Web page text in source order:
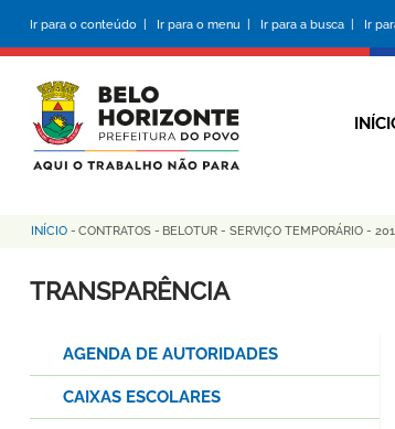
conteúdo
principal
Ir para o conteúdo | Ir para o menu | Ir para a busca | Ir
Trilha
de
INÍCIO - CONTRATOS - BELOTUR - SERVIÇO TEMPORÁRIO -
TRANSPARÊNCIA
AGENDA DE AUTORIDADES
CAIXAS ESCOLARES